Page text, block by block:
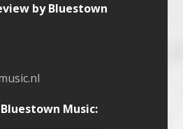
by Bluestown
Music: